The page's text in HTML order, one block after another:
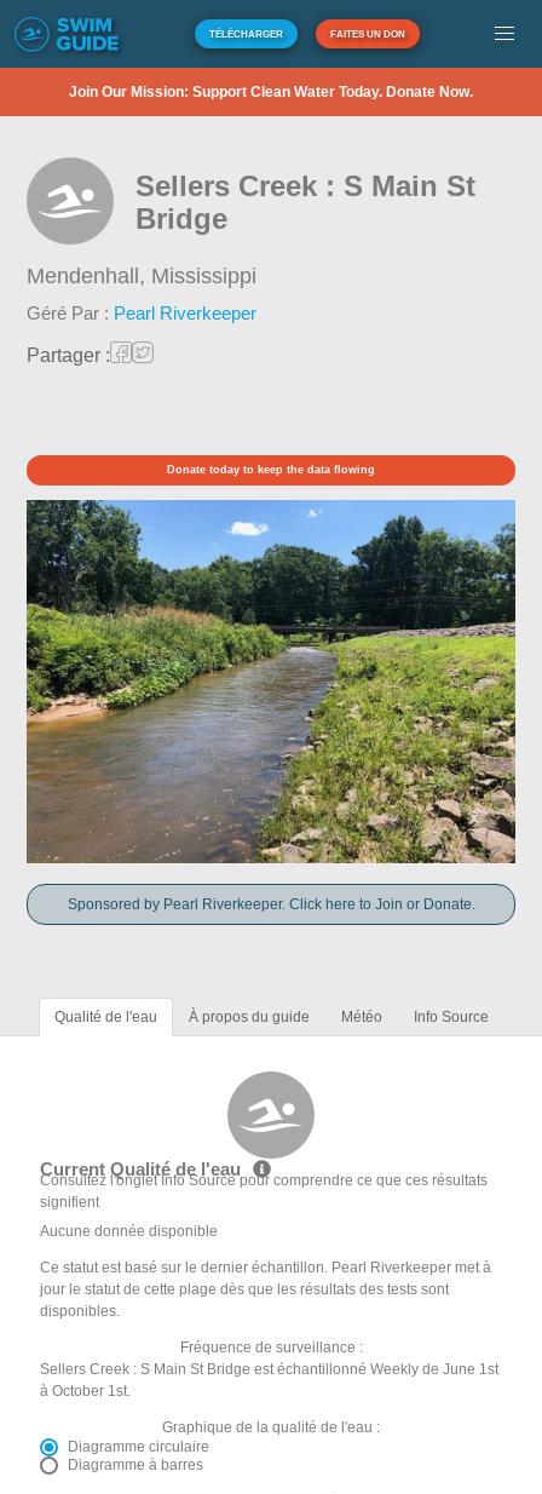
TÉLÉCHARGER FAITES UN DON
Join Our Mission: Support Clean Water Today. Donate Now.
Sellers Creek : S Main St
Bridge
Mendenhall, Mississippi
Géré Par : Pearl Riverkeeper
Partager :
Donate today to keep the data flowing
Sponsored by Pearl Riverkeeper. Click here to Join or Donate.
Qualité de l'eau À propos du guide Météo Info Source
Current Qualité de l'eau
Consultez l'onglet Info Source pour comprendre ce que ces résultats
signifient
Aucune donnée disponible
Ce statut est basé sur le dernier échantillon. Pearl Riverkeeper met à
jour le statut de cette plage dès que les résultats des tests sont
disponibles.
Fréquence de surveillance :
Sellers Creek : S Main St Bridge est échantillonné Weekly de June 1st
à October 1st.
Graphique de la qualité de l'eau :
Diagramme circulaire
Diagramme à barres